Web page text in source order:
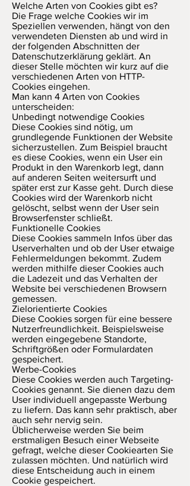
Welche Arten von Cookies gibt es?
Die Frage welche Cookies wir im
Speziellen verwenden, hängt von den
verwendeten Diensten ab und wird in
der folgenden Abschnitten der
Datenschutzerklärung geklärt. An
dieser Stelle möchten wir kurz auf die
verschiedenen Arten von HTTP-
Cookies eingehen.
Man kann 4 Arten von Cookies
unterscheiden:
Unbedingt notwendige Cookies
Diese Cookies sind nötig, um
grundlegende Funktionen der Website
sicherzustellen. Zum Beispiel braucht
es diese Cookies, wenn ein User ein
Produkt in den Warenkorb legt, dann
auf anderen Seiten weitersurft und
später erst zur Kasse geht. Durch diese
Cookies wird der Warenkorb nicht
gelöscht, selbst wenn der User sein
Browserfenster schließt.
Funktionelle Cookies
Diese Cookies sammeln Infos über das
Userverhalten und ob der User etwaige
Fehlermeldungen bekommt. Zudem
werden mithilfe dieser Cookies auch
die Ladezeit und das Verhalten der
Website bei verschiedenen Browsern
gemessen.
Zielorientierte Cookies
Diese Cookies sorgen für eine bessere
Nutzerfreundlichkeit. Beispielsweise
werden eingegebene Standorte,
Schriftgrößen oder Formulardaten
gespeichert.
Werbe-Cookies
Diese Cookies werden auch Targeting-
Cookies genannt. Sie dienen dazu dem
User individuell angepasste Werbung
zu liefern. Das kann sehr praktisch, aber
auch sehr nervig sein.
Üblicherweise werden Sie beim
erstmaligen Besuch einer Webseite
gefragt, welche dieser Cookiearten Sie
zulassen möchten. Und natürlich wird
diese Entscheidung auch in einem
Cookie gespeichert.